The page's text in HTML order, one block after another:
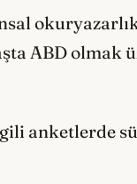
ABD olmak
anketlerde